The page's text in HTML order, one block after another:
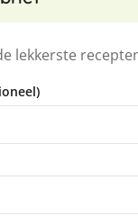
lekkerste